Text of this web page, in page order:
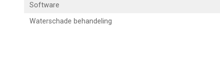
Software
Waterschade behandeling